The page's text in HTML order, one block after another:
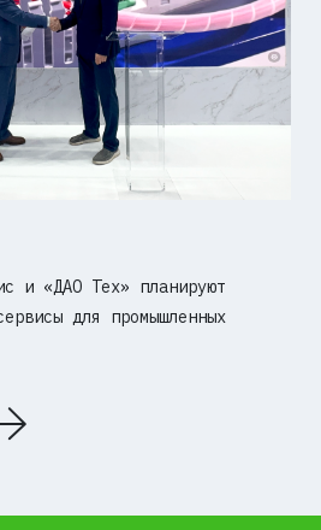
и «ДАО Тех» планируют
для промышленных